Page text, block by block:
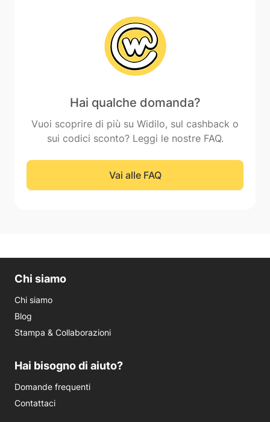
Hai qualche domanda?
Vuoi scoprire di più su Widilo, sul cashback o
sui codici sconto? Leggi le nostre FAQ.
Vai alle FAQ
Chi siamo
Chi siamo
Blog
Stampa & Collaborazioni
Hai bisogno di aiuto?
Domande frequenti
Contattaci